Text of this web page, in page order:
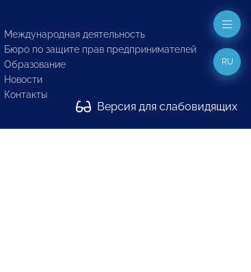
Международная деятельность
Бюро по защите прав предпринимателей
Образование
Новости
Контакты
Версия для слабовидящих
RU